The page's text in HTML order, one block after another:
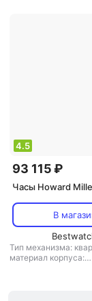
4.5
93 115 ₽
Часы Howard
В
Тип механизма:
материал корпуса: